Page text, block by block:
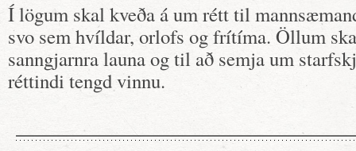
Í lögum skal kveða á um rétt til
svo sem hvíldar, orlofs og frítíma. Öllum
sanngjarnra launa og til að semja um
réttindi tengd vinnu.